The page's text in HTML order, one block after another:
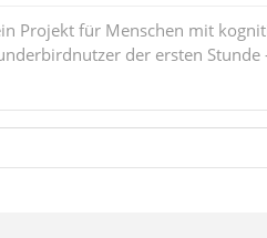
Projekt für Menschen mit
der ersten